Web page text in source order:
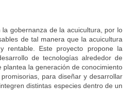
gobernanza de la acuicultura, por lo
de tal manera que la acuicultura
rentable. Este proyecto propone la
de tecnologías alrededor de
la generación de conocimiento
para diseñar y desarrollar
distintas especies dentro de un